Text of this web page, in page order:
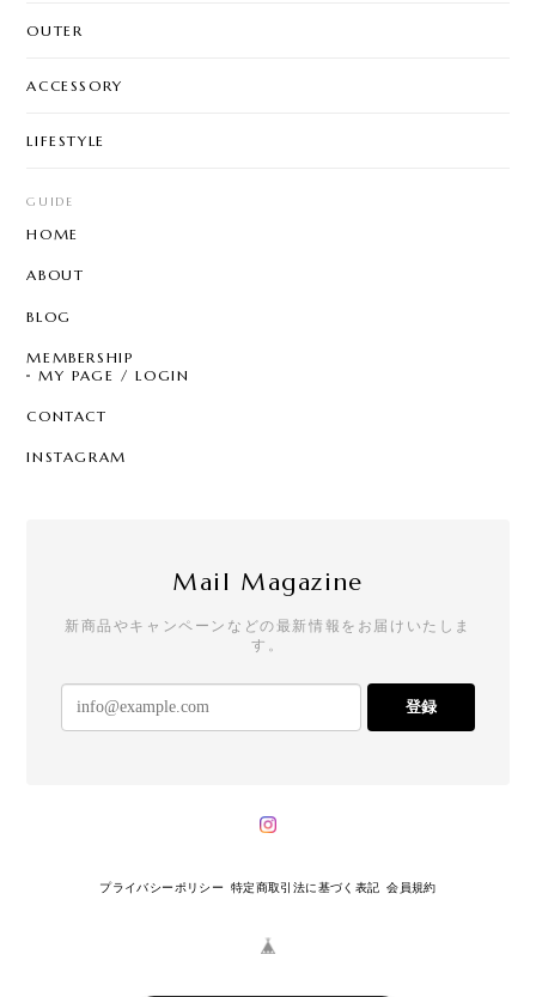
OUTER
ACCESSORY
LIFESTYLE
GUIDE
HOME
ABOUT
BLOG
MEMBERSHIP
MY PAGE / LOGIN
CONTACT
INSTAGRAM
Mail Magazine
新商品やキャンペーンなどの最新情報をお届けいたしま
す。
登録
プライバシーポリシー 特定商取引法に基づく表記 会員規約